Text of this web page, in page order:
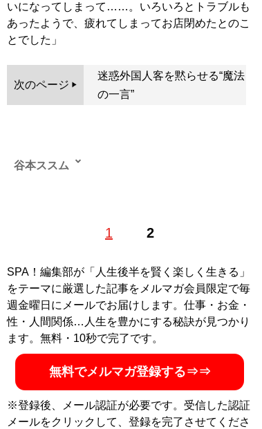
いになってしまって……。いろいろとトラブルも
あったようで、疲れてしまってお店閉めたとのこ
とでした」
次のページ
迷惑外国人客を黙らせる“魔法
の一言”
1 2
谷本ススム
らとことん突っ走って取材するフットワークの軽さが売
イター
記事一覧へ
SPA！編集部が「人生後半を賢く楽しく生きる」
をテーマに厳選した記事をメルマガ会員限定で毎
週金曜日にメールでお届けします。仕事・お金・
性・人間関係…人生を豊かにする秘訣が見つかり
ます。無料・10秒で完了です。
無料でメルマガ登録する⇒⇒
※登録後、メール認証が必要です。受信した認証
メールをクリックして、登録を完了させてくださ